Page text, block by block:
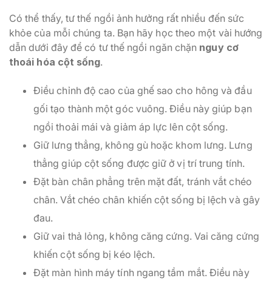
Có thể thấy, tư thế ngồi ảnh hưởng rất nhiều đến sức
khỏe của mỗi chúng ta. Bạn hãy học theo một vài hướng
dẫn dưới đây để có tư thế ngồi ngăn chặn nguy cơ
thoái hóa cột sống.
Điều chỉnh độ cao của ghế sao cho hông và đầu
gối tạo thành một góc vuông. Điều này giúp bạn
ngồi thoải mái và giảm áp lực lên cột sống.
Giữ lưng thẳng, không gù hoặc khom lưng. Lưng
thẳng giúp cột sống được giữ ở vị trí trung tính.
Đặt bàn chân phẳng trên mặt đất, tránh vắt chéo
chân. Vắt chéo chân khiến cột sống bị lệch và gây
đau.
Giữ vai thả lỏng, không căng cứng. Vai căng cứng
khiến cột sống bị kéo lệch.
Đặt màn hình máy tính ngang tầm mắt. Điều này